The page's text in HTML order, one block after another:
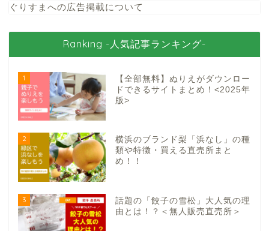
ぐりすまへの広告掲載について
Ranking -人気記事ランキング-
1
【全部無料】ぬりえがダウンロー
ドできるサイトまとめ！<2025年
版>
2
横浜のブランド梨「浜なし」の種
類や特徴・買える直売所まと
め！！
3
話題の「餃子の雪松」大人気の理
由とは！？＜無人販売直売所＞